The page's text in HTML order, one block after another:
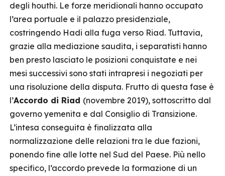
degli houthi. Le forze meridionali hanno occupato
l’area portuale e il palazzo presidenziale,
costringendo Hadi alla fuga verso Riad. Tuttavia,
grazie alla mediazione saudita, i separatisti hanno
ben presto lasciato le posizioni conquistate e nei
mesi successivi sono stati intrapresi i negoziati per
una risoluzione della disputa. Frutto di questa fase è
l’Accordo di Riad (novembre 2019), sottoscritto dal
governo yemenita e dal Consiglio di Transizione.
L’intesa conseguita è finalizzata alla
normalizzazione delle relazioni tra le due fazioni,
ponendo fine alle lotte nel Sud del Paese. Più nello
specifico, l’accordo prevede la formazione di un